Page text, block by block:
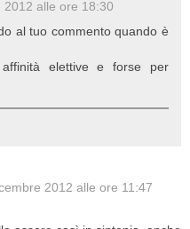
2012 alle ore 18:30
al tuo commento quando è
elettive e forse per
2012 alle ore 11:47